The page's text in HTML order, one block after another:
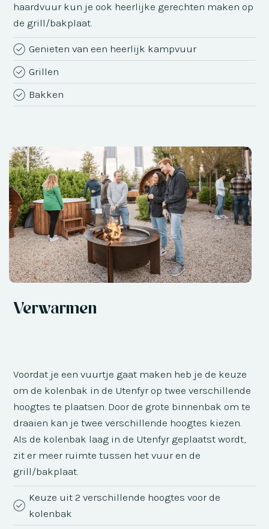
haardvuur kun je ook heerlijke gerechten maken op
de grill/bakplaat.
Genieten van een heerlijk kampvuur
Grillen
Bakken
Verwarmen
Voordat je een vuurtje gaat maken heb je de keuze
om de kolenbak in de Utenfyr op twee verschillende
hoogtes te plaatsen. Door de grote binnenbak om te
draaien kan je twee verschillende hoogtes kiezen.
Als de kolenbak laag in de Utenfyr geplaatst wordt,
zit er meer ruimte tussen het vuur en de
grill/bakplaat.
Keuze uit 2 verschillende hoogtes voor de
kolenbak